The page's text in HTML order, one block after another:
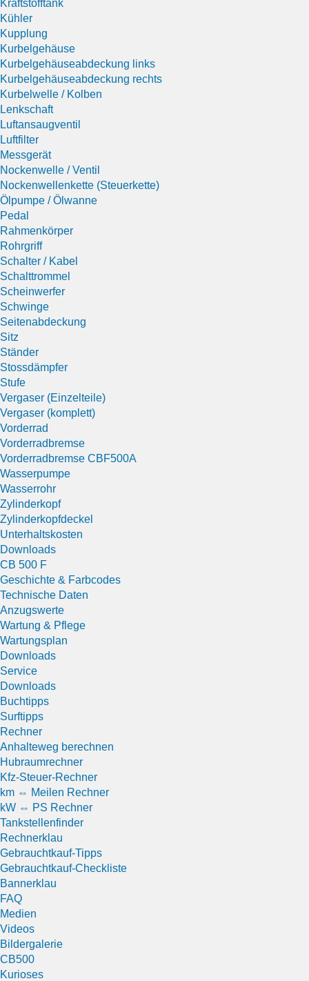
Kraftstofftank
Kühler
Kupplung
Kurbelgehäuse
Kurbelgehäuseabdeckung links
Kurbelgehäuseabdeckung rechts
Kurbelwelle / Kolben
Lenkschaft
Luftansaugventil
Luftfilter
Messgerät
Nockenwelle / Ventil
Nockenwellenkette (Steuerkette)
Ölpumpe / Ölwanne
Pedal
Rahmenkörper
Rohrgriff
Schalter / Kabel
Schalttrommel
Scheinwerfer
Schwinge
Seitenabdeckung
Sitz
Ständer
Stossdämpfer
Stufe
Vergaser (Einzelteile)
Vergaser (komplett)
Vorderrad
Vorderradbremse
Vorderradbremse CBF500A
Wasserpumpe
Wasserrohr
Zylinderkopf
Zylinderkopfdeckel
Unterhaltskosten
Downloads
CB 500 F
Geschichte & Farbcodes
Technische Daten
Anzugswerte
Wartung & Pflege
Wartungsplan
Downloads
Service
Downloads
Buchtipps
Surftipps
Rechner
Anhalteweg berechnen
Hubraumrechner
Kfz-Steuer-Rechner
km ⇔ Meilen Rechner
kW ⇔ PS Rechner
Tankstellenfinder
Rechnerklau
Gebrauchtkauf-Tipps
Gebrauchtkauf-Checkliste
Bannerklau
FAQ
Medien
Videos
Bildergalerie
CB500
Kurioses